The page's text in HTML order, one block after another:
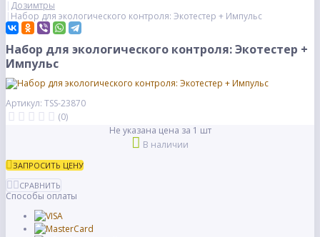
Дозимтры
Набор для экологического контроля: Экотестер + Импульс
Набор для экологического контроля: Экотестер +
Импульс
Артикул: TSS-23870
(0)
Не указана цена за 1 шт
В наличии
ЗАПРОСИТЬ ЦЕНУ
СРАВНИТЬ
Способы оплаты